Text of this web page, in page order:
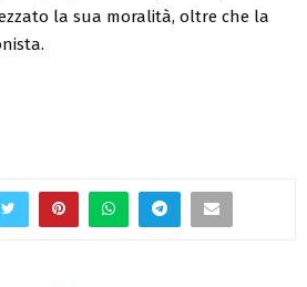
la sua moralità, oltre che la